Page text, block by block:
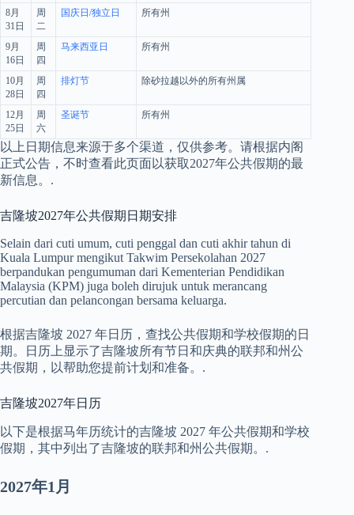
8月
31日
周
二
国庆日/独立日 所有州
9月
16日
周
四
马来西亚日 所有州
10月
28日
周
四
排灯节 除砂拉越以外的所有州属
12月
25日
周
六
圣诞节 所有州
以上日期信息来源于多个渠道，仅供参考。请根据内阁
正式公告，不时查看此页面以获取2027年公共假期的最
新信息。.
吉隆坡2027年公共假期日期安排
Selain dari cuti umum, cuti penggal dan cuti akhir tahun di
Kuala Lumpur mengikut Takwim Persekolahan 2027
berpandukan pengumuman dari Kementerian Pendidikan
Malaysia (KPM) juga boleh dirujuk untuk merancang
percutian dan pelancongan bersama keluarga.
根据吉隆坡 2027 年日历，查找公共假期和学校假期的日
期。日历上显示了吉隆坡所有节日和庆典的联邦和州公
共假期，以帮助您提前计划和准备。.
吉隆坡2027年日历
以下是根据马年历统计的吉隆坡 2027 年公共假期和学校
假期，其中列出了吉隆坡的联邦和州公共假期。.
2027年1月